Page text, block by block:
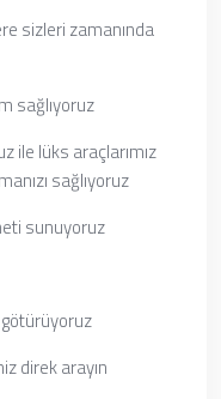
sizleri zamanında
sağlıyoruz
ile lüks araçlarımız
sağlıyoruz
sunuyoruz
direk arayın